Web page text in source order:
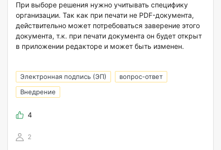
При выборе решения нужно учитывать специфику
организации. Так как при печати не PDF-документа,
действительно может потребоваться заверение этого
документа, т.к. при печати документа он будет открыт
в приложении редакторе и может быть изменен.
Электронная подпись (ЭП)
вопрос-ответ
Внедрение
4
2